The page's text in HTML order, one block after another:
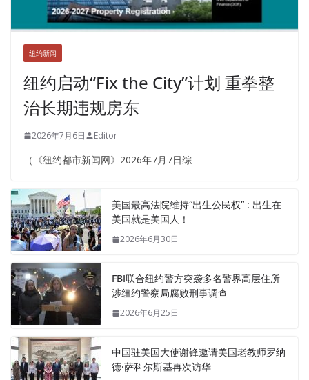
纽约新闻
纽约启动“Fix the City”计划 重拳整
治长期违规房东
2026年7月6日 Editor
（《纽约都市新闻网》2026年7月7日综
美国最高法院维持“出生公民权” : 出生在
美国就是美国人！
2026年6月30日
FBI联合纽约警方突袭多名警界高层住所
涉纽约警察局腐败刑事调查
2026年6月25日
中国驻美国大使谢锋邀请美国老教师罗纳
德·萨科尔斯基再次访华